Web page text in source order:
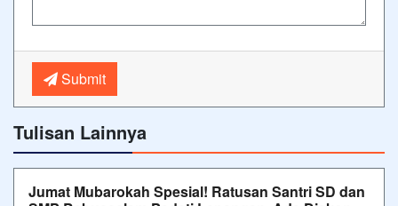
Submit
Tulisan Lainnya
Jumat Mubarokah Spesial! Ratusan Santri SD dan